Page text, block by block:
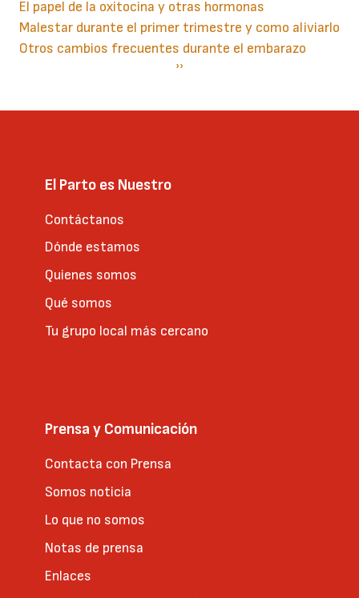
El papel de la oxitocina y otras hormonas
Malestar durante el primer trimestre y como aliviarlo
Otros cambios frecuentes durante el embarazo
Siguiente
››
El Parto es Nuestro
Contáctanos
Dónde estamos
Quienes somos
Qué somos
Tu grupo local más cercano
Prensa y Comunicación
Contacta con Prensa
Somos noticia
Lo que no somos
Notas de prensa
Enlaces